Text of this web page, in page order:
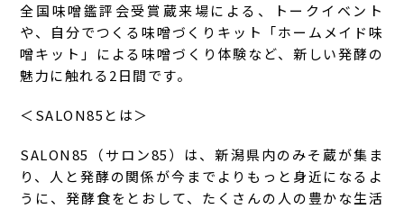
全国味噌鑑評会受賞蔵来場による、トークイベント
や、自分でつくる味噌づくりキット「ホームメイド味
噌キット」による味噌づくり体験など、新しい発酵の
魅力に触れる2日間です。
＜SALON85とは＞
SALON85（サロン85）は、新潟県内のみそ蔵が集ま
り、人と発酵の関係が今までよりもっと身近になるよ
うに、発酵食をとおして、たくさんの人の豊かな生活